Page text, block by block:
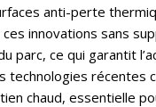
anti-perte
innovations sans
parc, ce qui garantit
technologies récentes
chaud, essentielle